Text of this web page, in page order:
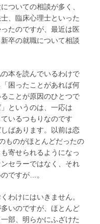
ついての相談が多く、
、臨床心理士といった
たのですが、最近は医
卒の就職について相談
本を読んでいるわけで
困ったことがあれば何
ことが原因のひとつで
というのは、一応は
いるつもりなのです
ばあります。以前は恋
ものがほとんどだったの
寄せられるようになっ
セラーではなく、それ
ですが…。
わけにはいきません。
いのですが、ほとんど
部、明らかにふざけた